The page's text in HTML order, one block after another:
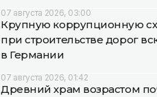
07 августа 2026, 03:00
Крупную коррупционную
при строительстве дорог
в Германии
07 августа 2026, 01:42
Древний храм возрастом